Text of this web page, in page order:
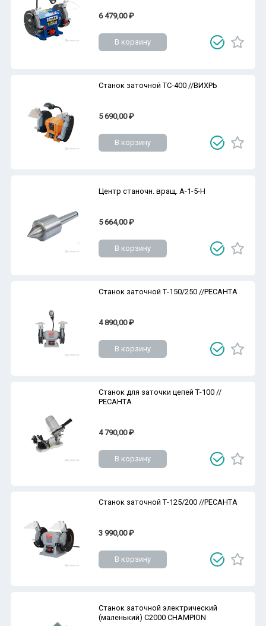
6 479,00 ₽
В корзину
Станок заточной ТС-400 //ВИХРЬ
5 690,00 ₽
В корзину
Центр станочн. вращ. А-1-5-Н
5 664,00 ₽
В корзину
Станок заточной Т-150/250 //РЕСАНТА
4 890,00 ₽
В корзину
Станок для заточки цепей Т-100 //
РЕСАНТА
4 790,00 ₽
В корзину
Станок заточной Т-125/200 //РЕСАНТА
3 990,00 ₽
В корзину
Станок заточной электрический
(маленький) C2000 CHAMPION